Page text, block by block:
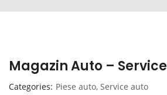
Magazin Auto – Service
Categories Piese auto, Service auto